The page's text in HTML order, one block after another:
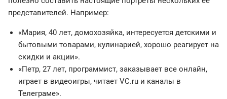
представителей. Например:
«Мария, 40 лет, домохозяйка, интересуется детскими и
бытовыми товарами, кулинарией, хорошо реагирует на
скидки и акции».
«Петр, 27 лет, программист, заказывает все онлайн,
играет в видеоигры, читает VC.ru и каналы в
Телеграме».